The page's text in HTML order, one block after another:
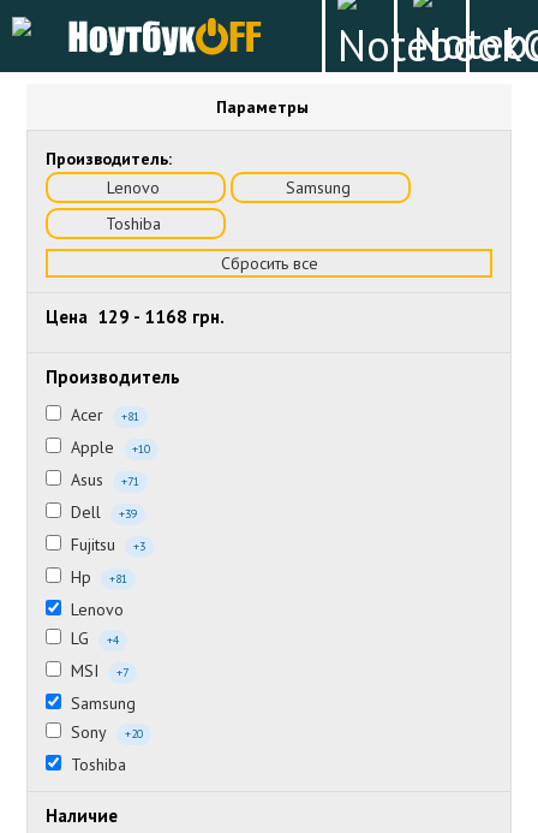
Параметры
Производитель:
Lenovo
Samsung
Toshiba
Сбросить все
Цена 129 - 1168 грн.
Производитель
Acer +81
Apple +10
Asus +71
Dell +39
Fujitsu +3
Hp +81
Lenovo
LG
+4
MSI +7
Samsung
Sony
+20
Toshiba
Наличие